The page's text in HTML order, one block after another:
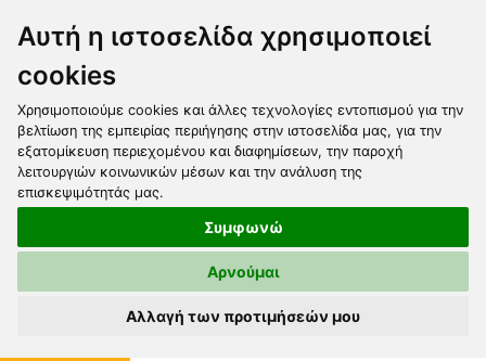
Αυτή η ιστοσελίδα χρησιμοποιεί
cookies
Χρησιμοποιούμε cookies και άλλες τεχνολογίες εντοπισμού για την
βελτίωση της εμπειρίας περιήγησης στην ιστοσελίδα μας, για την
εξατομίκευση περιεχομένου και διαφημίσεων, την παροχή
λειτουργιών κοινωνικών μέσων και την ανάλυση της
επισκεψιμότητάς μας.
Συμφωνώ
Αρνούμαι
Αλλαγή των προτιμήσεών μου